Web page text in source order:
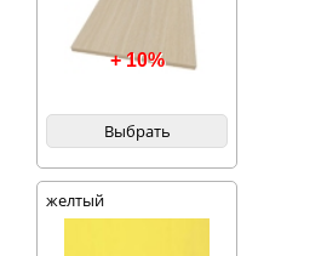
+ 10%
Выбрать
желтый